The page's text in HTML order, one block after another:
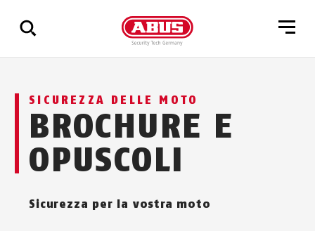
tutti
i
risultati
SICUREZZA DELLE MOTO
BROCHURE E
OPUSCOLI
Sicurezza per la vostra moto